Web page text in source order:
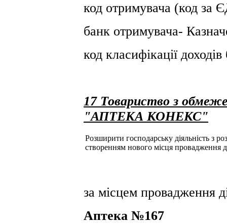
код отримувача (код
банк отримувача-
код класифікації
17 Товариство з
"АПТЕКА КОНЕКС"
Розширити господарську діяльність з
створенням нового місця провадження
за місцем провадження
Аптека №167